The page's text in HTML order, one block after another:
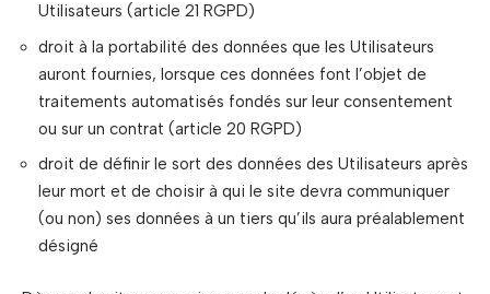
Utilisateurs (article 21 RGPD)
droit à la portabilité des données que les Utilisateurs
auront fournies, lorsque ces données font l’objet de
traitements automatisés fondés sur leur consentement
ou sur un contrat (article 20 RGPD)
droit de définir le sort des données des Utilisateurs après
leur mort et de choisir à qui le site devra communiquer
(ou non) ses données à un tiers qu’ils aura préalablement
désigné